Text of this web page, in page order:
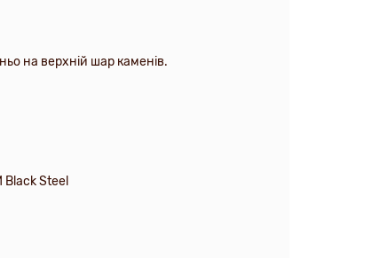
на верхній шар каменів.
Black Steel